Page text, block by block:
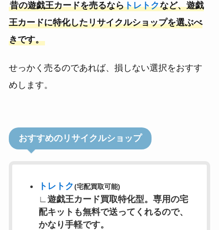
昔の遊戯王カードを売るならトレトクなど、遊戯
王カードに特化したリサイクルショップを選ぶべ
きです。
せっかく売るのであれば、損しない選択をおすす
めします。
おすすめのリサイクルショップ
トレトク(宅配買取可能)
∟ 遊戯王カード買取特化型。専用の宅
配キットも無料で送ってくれるので、
かなり手軽です。